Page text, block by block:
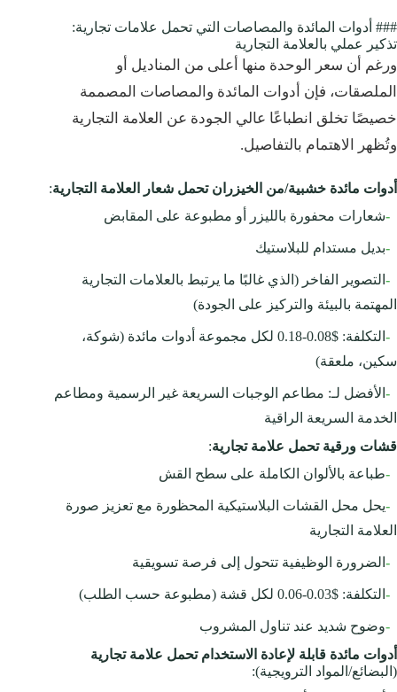
### أدوات المائدة والمصاصات التي تحمل علامات تجارية:
تذكير عملي بالعلامة التجارية
ورغم أن سعر الوحدة منها أعلى من المناديل أو
الملصقات، فإن أدوات المائدة والمصاصات المصممة
خصيصًا تخلق انطباعًا عالي الجودة عن العلامة التجارية
وتُظهر الاهتمام بالتفاصيل.
أدوات مائدة خشبية/من الخيزران تحمل شعار العلامة التجارية:
-شعارات محفورة بالليزر أو مطبوعة على المقابض
-بديل مستدام للبلاستيك
- التصوير الفاخر (الذي غالبًا ما يرتبط بالعلامات التجارية
المهتمة بالبيئة والتركيز على الجودة)
-
التكلفة: $0.08-0.18 لكل مجموعة أدوات مائدة (شوكة،
سكين، ملعقة)
- الأفضل لـ: مطاعم الوجبات السريعة غير الرسمية ومطاعم
الخدمة السريعة الراقية
قشات ورقية تحمل علامة تجارية:
-طباعة بالألوان الكاملة على سطح القش
-يحل محل القشات البلاستيكية المحظورة مع تعزيز صورة
العلامة التجارية
- الضرورة الوظيفية تتحول إلى فرصة تسويقية
- التكلفة: $0.03-0.06 لكل قشة (مطبوعة حسب الطلب)
-وضوح شديد عند تناول المشروب
أدوات مائدة قابلة لإعادة الاستخدام تحمل علامة تجارية
(البضائع/المواد الترويجية):